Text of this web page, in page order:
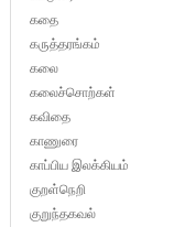
கதை
கருத்தரங்கம்
கலை
கலைச்சொற்கள்
கவிதை
காணுரை
காப்பிய இலக்கியம்
குறள்நெறி
குறுந்தகவல்